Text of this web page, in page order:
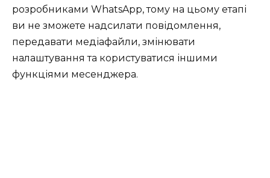
розробниками WhatsApp, тому на цьому етапі
ви не зможете надсилати повідомлення,
передавати медіафайли, змінювати
налаштування та користуватися іншими
функціями месенджера.